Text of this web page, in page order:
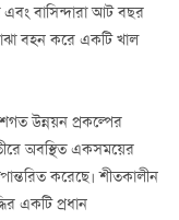
এবং বাসিন্দারা আট বছর
বহন করে একটি খাল
উন্নয়ন প্রকল্পের
অবস্থিত একসময়ের
করেছে। শীতকালীন
একটি প্রধান